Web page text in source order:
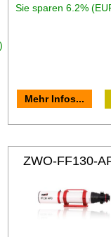
Sie sparen 6.2%
Mehr Infos...
ZWO-FF130-